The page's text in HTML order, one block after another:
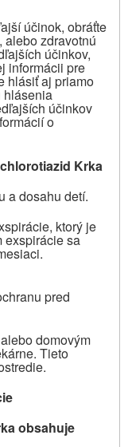
účinok, obráťte
alebo zdravotnú
účinkov,
informácii pre
hlásiť aj priamo
hlásenia
účinkov
o
Krka
a dosahu detí.
ktorý je
exspirácie sa
pred
domovým
Tieto
obsahuje